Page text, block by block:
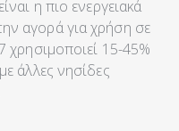
η πιο ενεργειακά
αγορά για χρήση σε
15-45%
άλλες νησίδες